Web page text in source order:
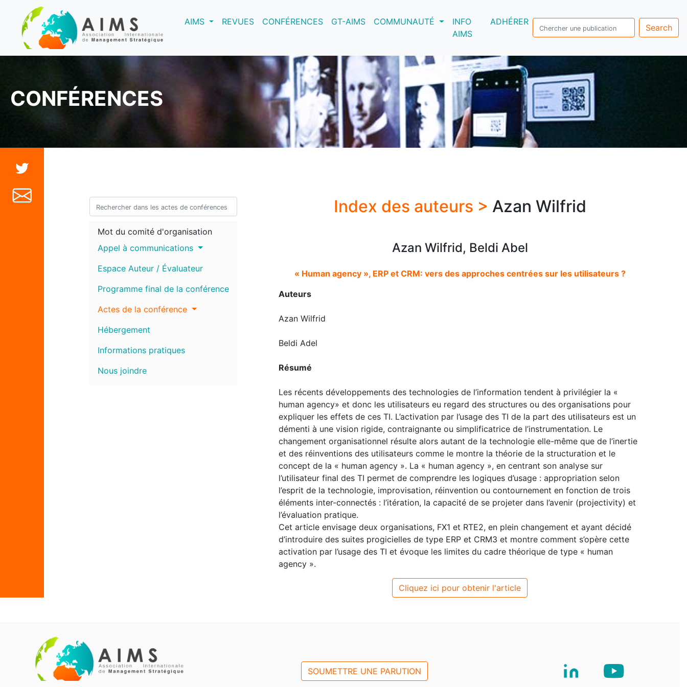
AIMS(current)REVUES CONFÉRENCES GT-AIMS COMMUNAUTÉ
INFO
AIMS
ADHÉRER
Search
CONFÉRENCES
Mot du comité d'organisation
Appel à communications
Espace Auteur / Évaluateur
Programme final de la conférence
Actes de la conférence
Hébergement
Informations pratiques
Nous joindre
Index des auteurs > Azan Wilfrid
Azan Wilfrid, Beldi Abel
« Human agency », ERP et CRM: vers des approches centrées sur les utilisateurs ?
Auteurs
Azan Wilfrid
Beldi Adel
Résumé
Les récents développements des technologies de l’information tendent à privilégier la «
human agency» et donc les utilisateurs eu regard des structures ou des organisations pour
expliquer les effets de ces TI. L’activation par l’usage des TI de la part des utilisateurs est un
démenti à une vision rigide, contraignante ou simplificatrice de l’instrumentation. Le
changement organisationnel résulte alors autant de la technologie elle-même que de l’inertie
et des réinventions des utilisateurs comme le montre la théorie de la structuration et le
concept de la « human agency ». La « human agency », en centrant son analyse sur
l’utilisateur final des TI permet de comprendre les logiques d’usage : appropriation selon
l’esprit de la technologie, improvisation, réinvention ou contournement en fonction de trois
éléments inter-connectés : l’itération, la capacité de se projeter dans l’avenir (projectivity) et
l’évaluation pratique.
Cet article envisage deux organisations, FX1 et RTE2, en plein changement et ayant décidé
d’introduire des suites progicielles de type ERP et CRM3 et montre comment s’opère cette
activation par l’usage des TI et évoque les limites du cadre théorique de type « human
agency ».
Cliquez ici pour obtenir l'article
SOUMETTRE UNE PARUTION